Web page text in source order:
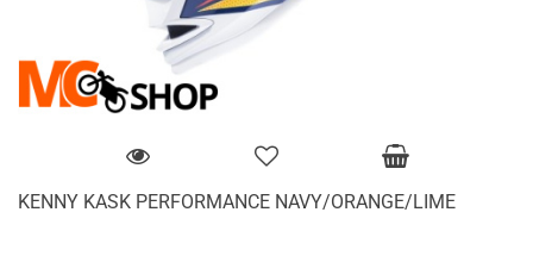
KENNY KASK PERFORMANCE NAVY/ORANGE/LIME